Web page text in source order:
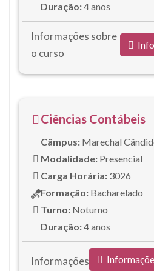
Duração:4 anos
Informações sobre
o curso
Ciências Contábeis
Câmpus: Marechal
Modalidade: Presencial
Carga Horária: 3026
Formação: Bacharelado
Turno: Noturno
Duração:4 anos
Informações